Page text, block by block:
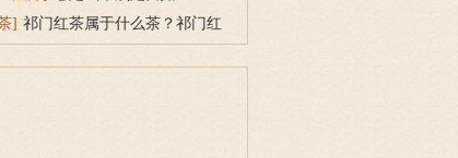
] 祁门红茶属于什么茶？祁门红